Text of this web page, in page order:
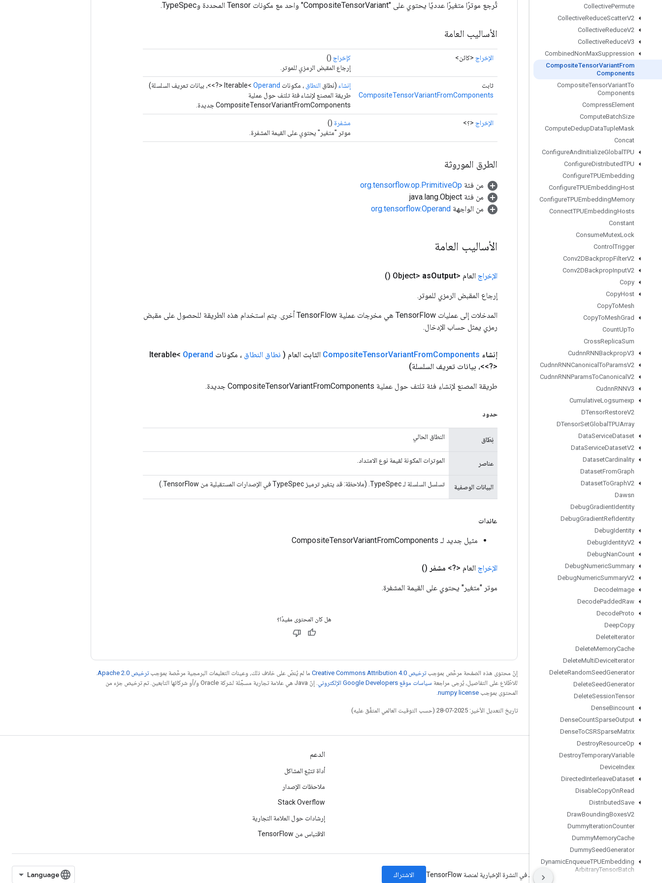
CollectivePermute
CollectiveReduceScatterV2
CollectiveReduceV2
CollectiveReduceV3
CombinedNonMaxSuppression
CompositeTensorVariantFrom
Components
CompositeTensorVariantTo
Components
CompressElement
ComputeBatchSize
ComputeDedupDataTupleMask
Concat
ConfigureAndInitializeGlobal TPU
ConfigureDistributedTPU
ConfigureTPUEmbedding
ConfigureTPUEmbeddingHost
ConfigureTPUEmbeddingMemory
ConnectTPUEmbeddingHosts
Constant
ConsumeMutexLock
Control Trigger
Conv2DBackpropFilterV2
Conv2DBackpropInputV2
Copy
CopyHost
CopyToMesh
CopyToMeshGrad
CountUpTo
CrossReplicaSum
CudnnRNNBackpropV3
CudnnRNNCanonical ToParamsV2
CudnnRNNParamsToCanonical V2
CudnnRNNV3
CumulativeLogsumexp
DTensorRestoreV2
DTensorSetGlobal TPUArray
DataServiceDataset
DataServiceDatasetV2
DatasetCardinality
DatasetFromGraph
DatasetToGraphV2
Dawsn
DebugGradientIdentity
DebugGradientRefIdentity
DebugIdentity
DebugIdentityV2
DebugNanCount
DebugNumericSummary
DebugNumericSummaryV2
DecodeImage
DecodePaddedRaw
DecodeProto
DeepCopy
DeleteIterator
DeleteMemoryCache
DeleteMultiDeviceIterator
DeleteRandomSeedGenerator
DeleteSeedGenerator
DeleteSessionTensor
DenseBincount
DenseCountSparseOutput
DenseToCSRSparseMatrix
DestroyResourceOp
DestroyTemporaryVariable
DeviceIndex
DirectedInterleaveDataset
DisableCopyOnRead
DistributedSave
DrawBoundingBoxesV2
DummyIterationCounter
DummyMemoryCache
DummySeedGenerator
DynamicEnqueueTPUEmbedding
ArbitraryTensorBatch
تُرجع موترًا متغيرًا عدديًا يحتوي على "CompositeTensorVariant" واحد مع مكونات Tensor المحددة وTypeSpec.
الأساليب العامة
الإخراج <كائن> كإخراج ()
إرجاع المقبض الرمزي للموتر.
ثابت
CompositeTensorVariantFromComponents
إنشاء (نطاق النطاق ، مكونات Iterable< Operand
<?>>، بيانات تعريف السلسلة)
طريقة المصنع لإنشاء فئة تلتف حول عملية
CompositeTensorVariantFromComponents جديدة.
الإخراج <؟> مشفرة ()
موتر "متغير" يحتوي على القيمة المشفرة.
الطرق الموروثة
من فئة org.tensorflow.op.PrimitiveOp
من فئة java.lang.Object
من الواجهة org.tensorflow.Operand
الأساليب العامة
الإخراج العام <Object> asOutput
()
إرجاع المقبض الرمزي للموتر.
المدخلات إلى عمليات TensorFlow هي مخرجات عملية TensorFlow أخرى. يتم استخدام هذه الطريقة للحصول على مقبض
رمزي يمثل حساب الإدخال.
إنشاء CompositeTensorVariantFromComponents الثابت العام ( نطاق النطاق ، مكونات Iterable< Operand
<?>>، بيانات تعريف السلسلة)
طريقة المصنع لإنشاء فئة تلتف حول عملية CompositeTensorVariantFromComponents جديدة.
حدود
نِطَاق النطاق الحالي
عناصر الموترات المكونة لقيمة نوع الامتداد.
البيانات الوصفية تسلسل السلسلة لـ TypeSpec. (ملاحظة: قد يتغير ترميز TypeSpec في الإصدارات المستقبلية من TensorFlow.)
عائدات
مثيل جديد لـ CompositeTensorVariantFromComponents
الإخراج العام <?> مشفر ()
موتر "متغير" يحتوي على القيمة المشفرة.
هل كان المحتوى مفيدًا؟
إنّ محتوى هذه الصفحة مرخّص بموجبترخيص Creative Commons Attribution 4.0‏ ما لم يُنصّ على خلاف ذلك، وعينات التعليمات البرمجية مرخّصة بموجبترخيص Apache 2.0‏
للاطّلاع على التفاصيل، يُرجى مراجعة سياسات موقع Google Developers الإلكتروني
. إنّ Java هي علامة تجارية مسجَّلة لشركة Oracle و/أو شركائها التابعين. تم ترخيص جزء من
المحتوى بموجب numpy license
تاريخ التعديل الأخير: 2025-07-28 (حسب التوقيت العالمي المتفَّق عليه)
التواصل الاجتماعي
المدوّنة
المنتدى
GitHub
Twitter
YouTube
الدعم
أداة تتبّع المشاكل
ملاحظات الإصدار
Stack Overflow
إرشادات حول العلامة التجارية
الاقتباس من TensorFlow
Manage cookies الاشتراك في النشرة الإخبارية لمنصة TensorFlow الاشتراك